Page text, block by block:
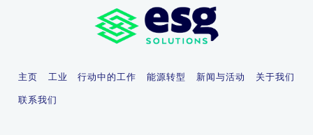
主页 工业 行动中的工作 能源转型 新闻与活动 关于我们
联系我们